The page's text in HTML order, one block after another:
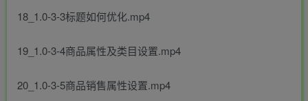
18_1.0-3-3标题如何优化.mp4
19_1.0-3-4商品属性及类目设置.mp4
20_1.0-3-5商品销售属性设置.mp4